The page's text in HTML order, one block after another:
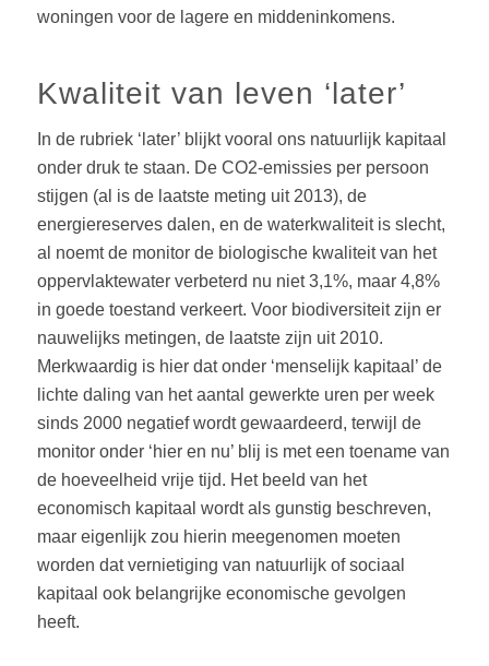
woningen voor de lagere en middeninkomens.
Kwaliteit van leven ‘later’
In de rubriek ‘later’ blijkt vooral ons natuurlijk kapitaal
onder druk te staan. De CO2-emissies per persoon
stijgen (al is de laatste meting uit 2013), de
energiereserves dalen, en de waterkwaliteit is slecht,
al noemt de monitor de biologische kwaliteit van het
oppervlaktewater verbeterd nu niet 3,1%, maar 4,8%
in goede toestand verkeert. Voor biodiversiteit zijn er
nauwelijks metingen, de laatste zijn uit 2010.
Merkwaardig is hier dat onder ‘menselijk kapitaal’ de
lichte daling van het aantal gewerkte uren per week
sinds 2000 negatief wordt gewaardeerd, terwijl de
monitor onder ‘hier en nu’ blij is met een toename van
de hoeveelheid vrije tijd. Het beeld van het
economisch kapitaal wordt als gunstig beschreven,
maar eigenlijk zou hierin meegenomen moeten
worden dat vernietiging van natuurlijk of sociaal
kapitaal ook belangrijke economische gevolgen
heeft.